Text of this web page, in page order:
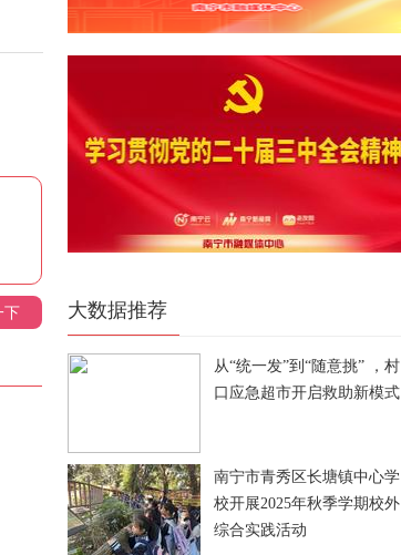
下 大数据推荐
从“统一发”到“随意挑” ，村
口应急超市开启救助新模式
南宁市青秀区长塘镇中心学
校开展2025年秋季学期校外
综合实践活动